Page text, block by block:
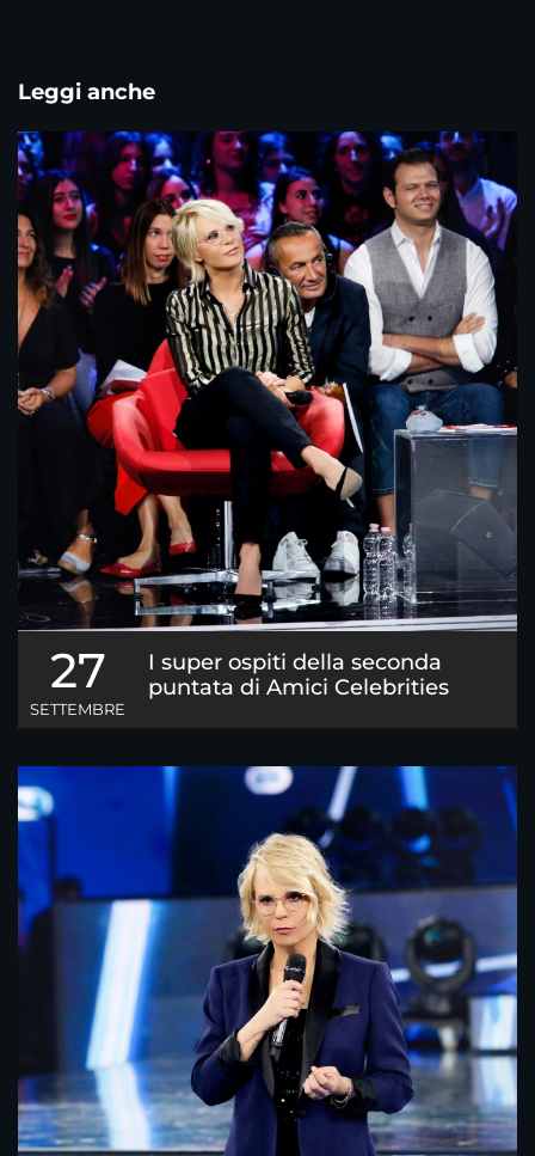
Leggi anche
27
SETTEMBRE
I super ospiti della seconda
puntata di Amici Celebrities